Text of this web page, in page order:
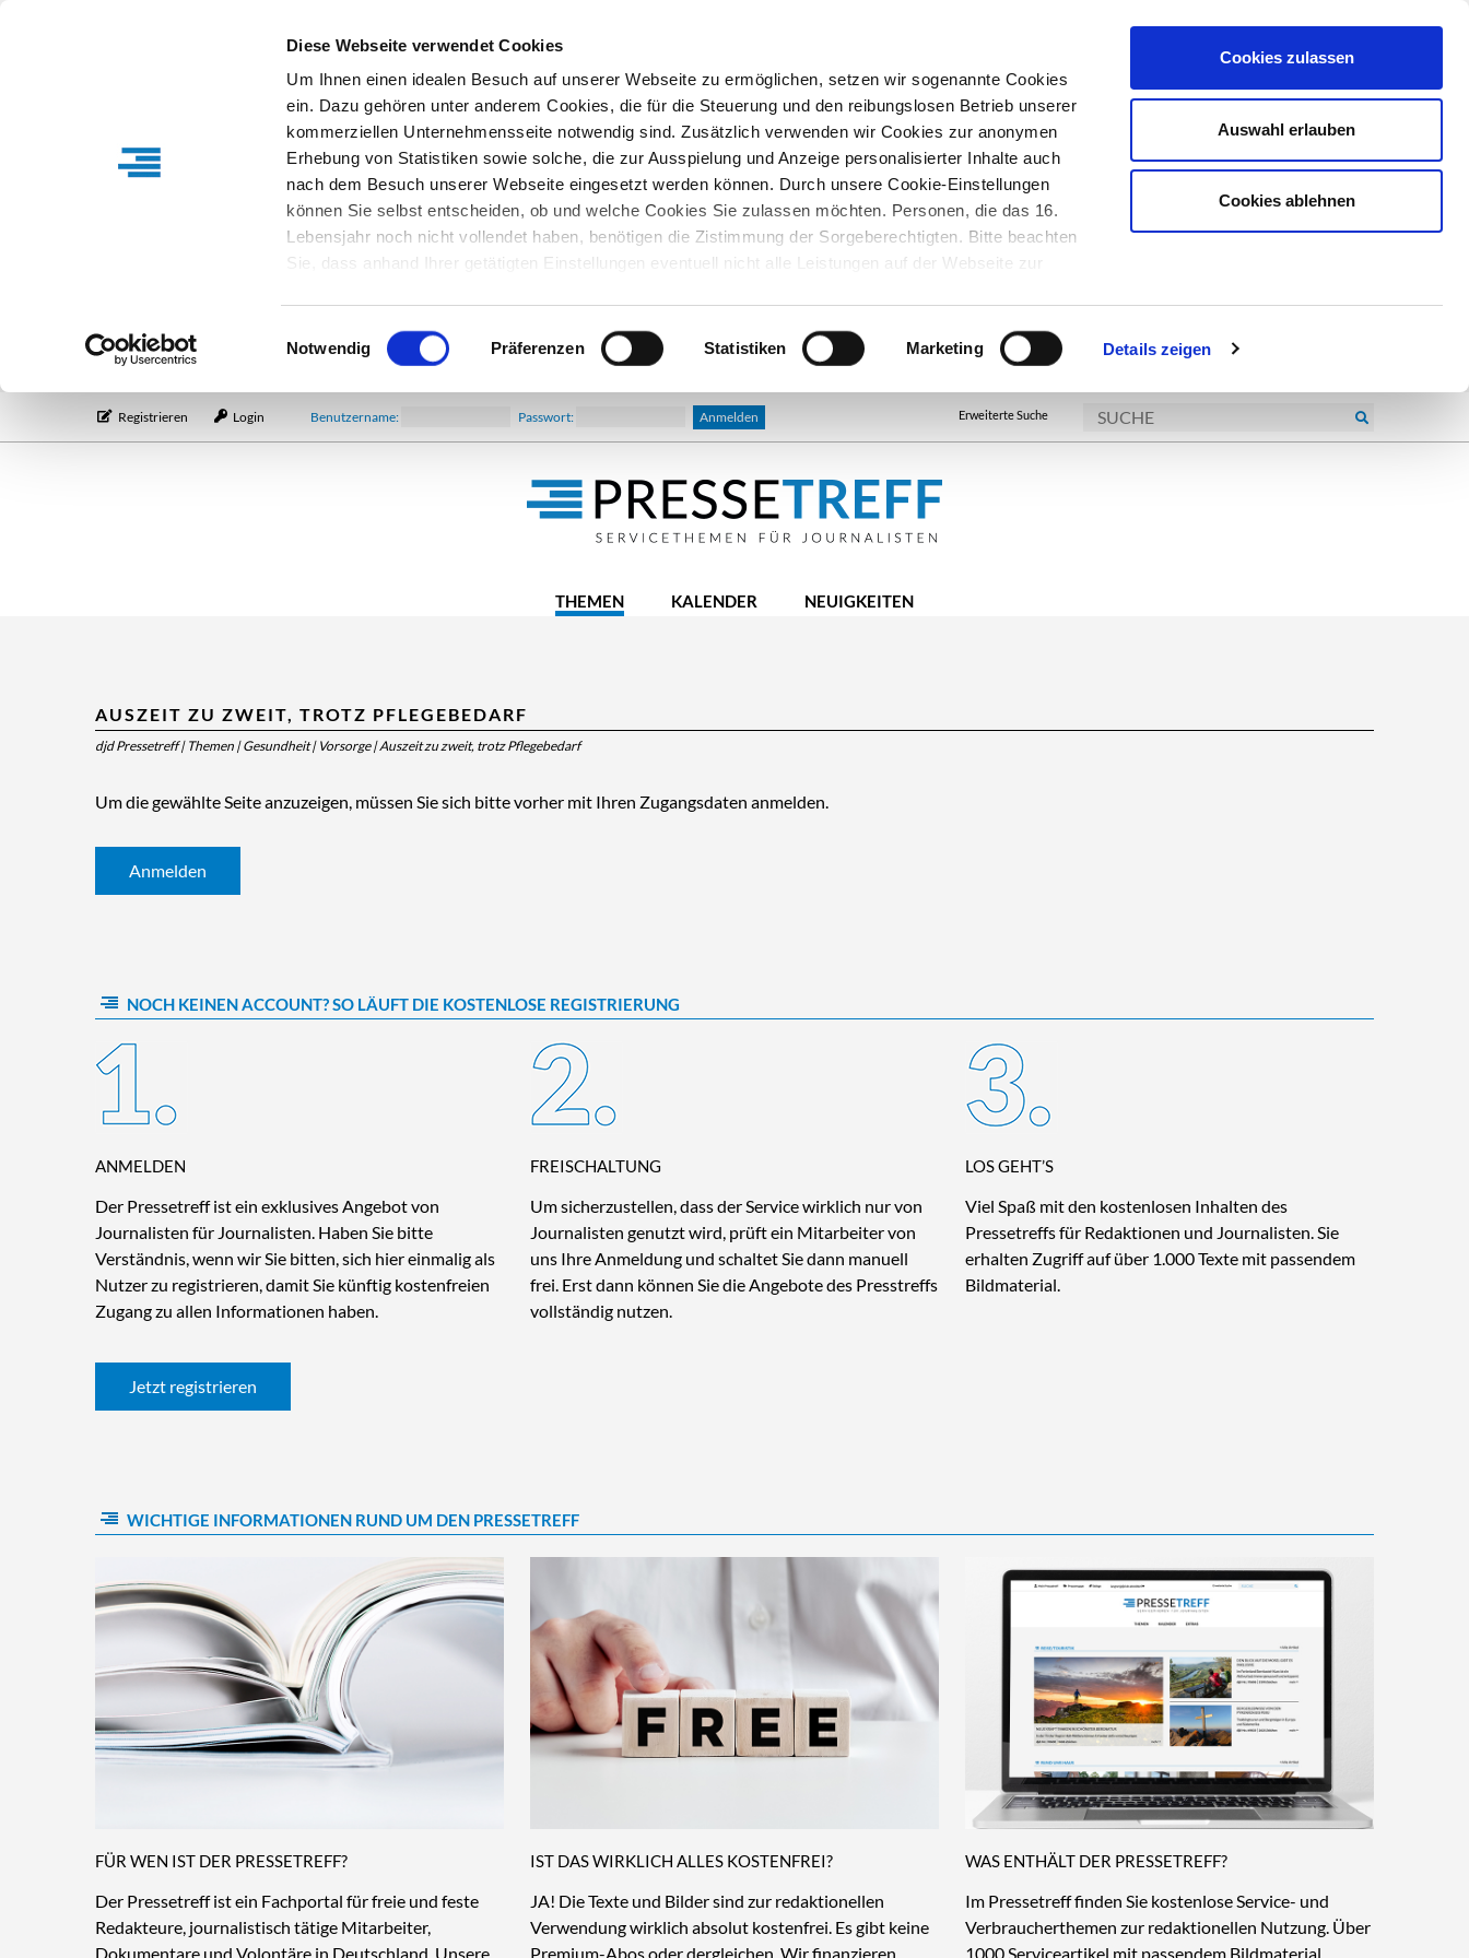
Diese Webseite verwendet Cookies
Um Ihnen einen idealen Besuch auf unserer Webseite zu ermöglichen, setzen wir sogenannte Cookies
ein. Dazu gehören unter anderem Cookies, die für die Steuerung und den reibungslosen Betrieb unserer
kommerziellen Unternehmensseite notwendig sind. Zusätzlich verwenden wir Cookies zur anonymen
Erhebung von Statistiken sowie solche, die zur Ausspielung und Anzeige personalisierter Inhalte auch
nach dem Besuch unserer Webseite eingesetzt werden können. Durch unsere Cookie-Einstellungen
können Sie selbst entscheiden, ob und welche Cookies Sie zulassen möchten. Personen, die das 16.
Lebensjahr noch nicht vollendet haben, benötigen die Zistimmung der Sorgeberechtigten. Bitte beachten
Sie, dass anhand Ihrer getätigten Einstellungen eventuell nicht alle Leistungen auf der Webseite zur
entsprechende Informationen.
Einwilligungsauswahl
Notwendig Präferenzen Statistiken Marketing Details zeigen
Cookies zulassen
Auswahl erlauben
Cookies ablehnen
Benutzername: Passwort:
Registrieren Login Erweiterte Suche
THEMEN KALENDER NEUIGKEITEN
AUSZEIT ZU ZWEIT, TROTZ PFLEGEBEDARF
djd Pressetreff| Themen |Gesundheit| Vorsorge|Auszeit zu zweit, trotz Pflegebedarf
Um die gewählte Seite anzuzeigen, müssen Sie sich bitte vorher mit Ihren Zugangsdaten anmelden.
Anmelden
NOCH KEINEN ACCOUNT? SO LÄUFT DIE KOSTENLOSE REGISTRIERUNG
ANMELDEN
Der Pressetreff ist ein exklusives Angebot von
Journalisten für Journalisten. Haben Sie bitte
Verständnis, wenn wir Sie bitten, sich hier einmalig als
Nutzer zu registrieren, damit Sie künftig kostenfreien
Zugang zu allen Informationen haben.
FREISCHALTUNG
Um sicherzustellen, dass der Service wirklich nur von
Journalisten genutzt wird, prüft ein Mitarbeiter von
uns Ihre Anmeldung und schaltet Sie dann manuell
frei. Erst dann können Sie die Angebote des Presstreffs
vollständig nutzen.
LOS GEHT’S
Viel Spaß mit den kostenlosen Inhalten des
Pressetreffs für Redaktionen und Journalisten. Sie
erhalten Zugriff auf über 1.000 Texte mit passendem
Bildmaterial.
Jetzt registrieren
WICHTIGE INFORMATIONEN RUND UM DEN PRESSETREFF
FÜR WEN IST DER PRESSETREFF?
Der Pressetreff ist ein Fachportal für freie und feste
Redakteure, journalistisch tätige Mitarbeiter,
Dokumentare und Volontäre in Deutschland. Unsere
IST DAS WIRKLICH ALLES KOSTENFREI?
JA! Die Texte und Bilder sind zur redaktionellen
Verwendung wirklich absolut kostenfrei. Es gibt keine
Premium-Abos oder dergleichen. Wir finanzieren
WAS ENTHÄLT DER PRESSETREFF?
Im Pressetreff finden Sie kostenlose Service- und
Verbraucherthemen zur redaktionellen Nutzung. Über
1000 Serviceartikel mit passendem Bildmaterial